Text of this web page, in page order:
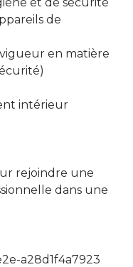
de
en matière
intérieur
rejoindre une
dans une
a28d1f4a7923